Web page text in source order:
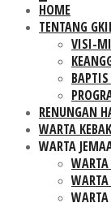
HOME
TENTANG
VISI-
RENUNGAN
WARTA
WARTA